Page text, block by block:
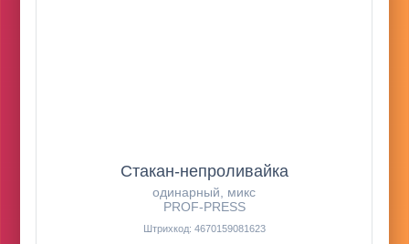
Стакан-непроливайка
одинарный, микс
PROF-PRESS
Штрихкод: 4670159081623